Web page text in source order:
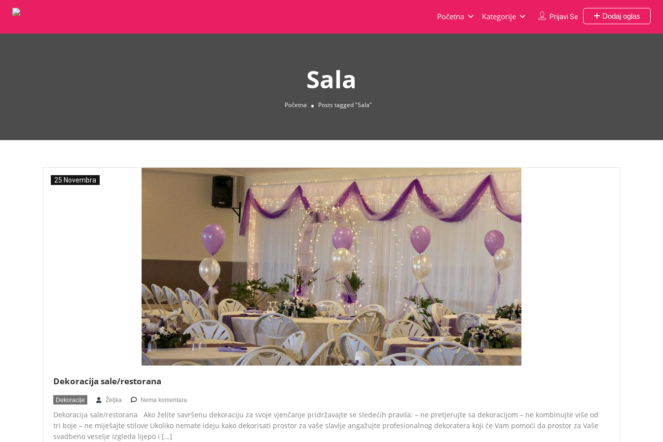
Prijavi Se Dodaj oglas
Početna Kategorije
Sala
Početna Posts tagged "Sala"
Dekoracija sale/restorana
25 Novembra
Dekoracije Željka Nema komentara
Dekoracija sale/restorana Ako želite savršenu dekoraciju za svoje vjenčanje pridržavajte se sledećih pravila: – ne pretjerujte sa dekoracijom – ne kombinujte više od
tri boje – ne miješajte stilove Ukoliko nemate ideju kako dekorisati prostor za vaše slavlje angažujte profesionalnog dekoratera koji će Vam pomoći da prostor za Vaše
svadbeno veselje izgleda lijepo i […]